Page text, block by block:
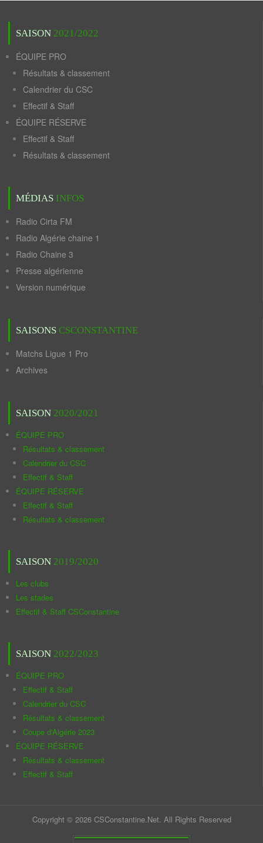
SAISON 2021/2022
ÉQUIPE PRO
Résultats & classement
Calendrier du CSC
Effectif & Staff
ÉQUIPE RÉSERVE
Effectif & Staff
Résultats & classement
MÉDIAS INFOS
Radio Cirta FM
Radio Algérie chaine 1
Radio Chaine 3
Presse algérienne
Version numérique
SAISONS CSCONSTANTINE
Matchs Ligue 1 Pro
Archives
SAISON 2020/2021
ÉQUIPE PRO
Résultats & classement
Calendrier du CSC
Effectif & Staff
ÉQUIPE RÉSERVE
Effectif & Staff
Résultats & classement
SAISON 2019/2020
Les clubs
Les stades
Effectif & Staff CSConstantine
SAISON 2022/2023
ÉQUIPE PRO
Effectif & Staff
Calendrier du CSC
Résultats & classement
Coupe d'Algérie 2023
ÉQUIPE RÉSERVE
Résultats & classement
Effectif & Staff
Copyright © 2026 CSConstantine.Net. All Rights Reserved